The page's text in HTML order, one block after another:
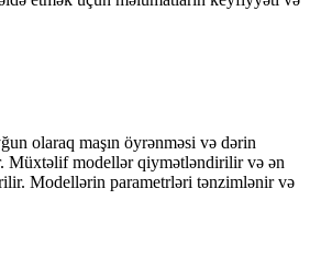
olaraq maşın öyrənməsi və dərin
Müxtəlif modellər qiymətləndirilir və ən
Modellərin parametrləri tənzimlənir və